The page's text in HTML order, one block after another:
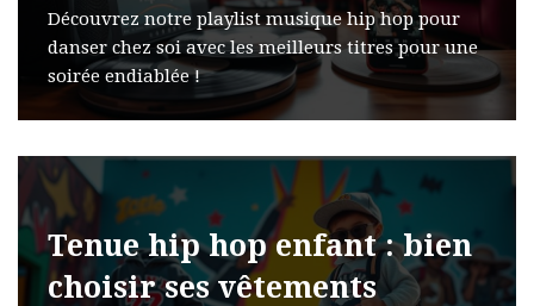
Découvrez notre playlist musique hip hop pour
danser chez soi avec les meilleurs titres pour une
soirée endiablée !
Tenue hip hop enfant : bien
choisir ses vêtements